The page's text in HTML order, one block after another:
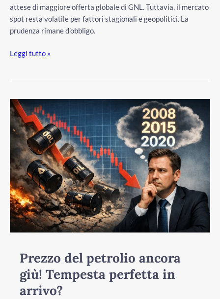
attese di maggiore offerta globale di GNL. Tuttavia, il mercato
spot resta volatile per fattori stagionali e geopolitici. La
prudenza rimane d’obbligo.
Leggi tutto »
Prezzo del petrolio ancora
giù! Tempesta perfetta in
arrivo?
Prezzo
del
petrolio
ancora
giù!
Tempesta
perfetta
in
arrivo?